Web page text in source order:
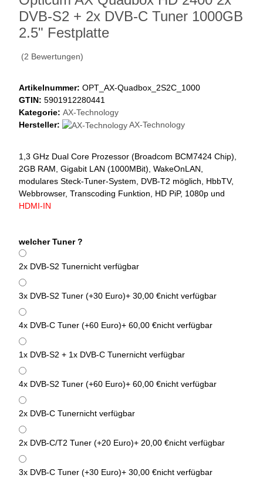
DVB-S2 + 2x DVB-C Tuner 1000GB
2.5" Festplatte
(2 Bewertungen)
Artikelnummer: OPT_AX-Quadbox_2S2C_1000
GTIN: 5901912280441
Kategorie: AX-Technology
Hersteller:
AX-Technology
1,3 GHz Dual Core Prozessor (Broadcom BCM7424 Chip),
2GB RAM, Gigabit LAN (1000MBit), WakeOnLAN,
modulares Steck-Tuner-System, DVB-T2 möglich, HbbTV,
Webbrowser, Transcoding Funktion, HD PiP, 1080p und
HDMI-IN
welcher Tuner ?
2x DVB-S2 Tunernicht verfügbar
3x DVB-S2 Tuner (+30 Euro)+ 30,00 €nicht verfügbar
4x DVB-C Tuner (+60 Euro)+ 60,00 €nicht verfügbar
1x DVB-S2 + 1x DVB-C Tunernicht verfügbar
4x DVB-S2 Tuner (+60 Euro)+ 60,00 €nicht verfügbar
2x DVB-C Tunernicht verfügbar
2x DVB-C/T2 Tuner (+20 Euro)+ 20,00 €nicht verfügbar
3x DVB-C Tuner (+30 Euro)+ 30,00 €nicht verfügbar